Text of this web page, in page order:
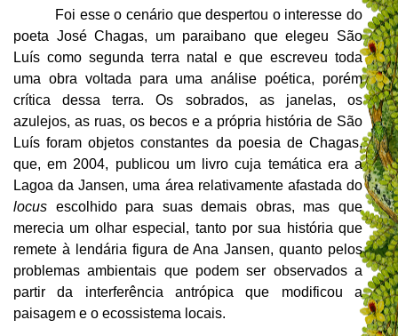
Foi esse o cenário que despertou o interesse do
poeta José Chagas, um paraibano que elegeu São
Luís como segunda terra natal e que escreveu toda
uma obra voltada para uma análise poética, porém
crítica dessa terra. Os sobrados, as janelas, os
azulejos, as ruas, os becos e a própria história de São
Luís foram objetos constantes da poesia de Chagas,
que, em 2004, publicou um livro cuja temática era a
Lagoa da Jansen, uma área relativamente afastada do
locus escolhido para suas demais obras, mas que
merecia um olhar especial, tanto por sua história que
remete à lendária figura de Ana Jansen, quanto pelos
problemas ambientais que podem ser observados a
partir da interferência antrópica que modificou a
paisagem e o ecossistema locais.